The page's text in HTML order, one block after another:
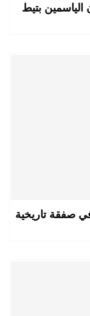
الياسمين بتيط
صفقة تاريخية